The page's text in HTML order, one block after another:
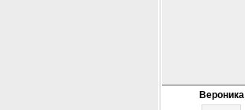
Вероника